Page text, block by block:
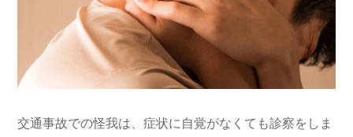
交通事故での怪我は、症状に自覚がなくても診察をしま